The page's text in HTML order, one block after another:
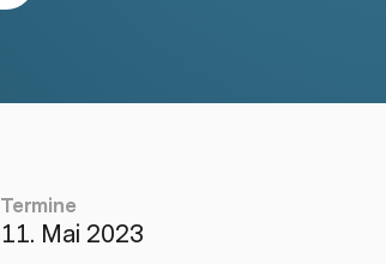
Termine
11. Mai 2023